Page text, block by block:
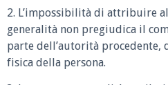
2. L’impossibilità di attribuire
generalità non pregiudica il
parte dell’autorità procedente,
fisica della persona.